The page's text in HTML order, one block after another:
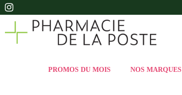
PROMOS DU MOIS NOS MARQUES